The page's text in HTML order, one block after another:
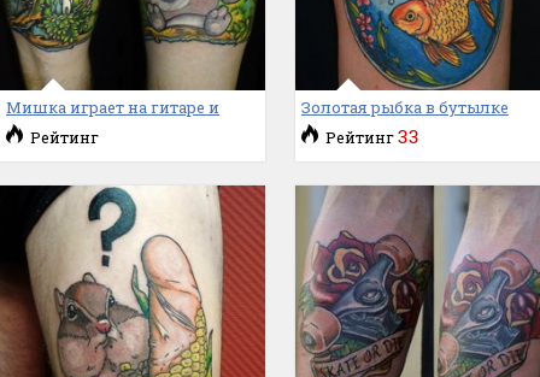
Мишка играет на гитаре и
Рейтинг
Золотая рыбка в бутылке
Рейтинг33